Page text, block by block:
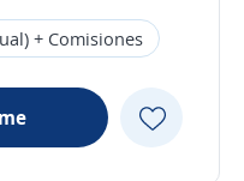
+ Comisiones